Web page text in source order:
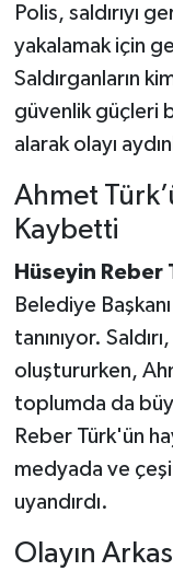
Polis, saldırıyı
yakalamak için
Saldırganların
güvenlik güçleri
alarak olayı
Ahmet
Kaybetti
Hüseyin Reber
Belediye
tanınıyor.
oluştururken,
toplumda da
Reber Türk'ün
medyada ve
uyandırdı.
Olayın